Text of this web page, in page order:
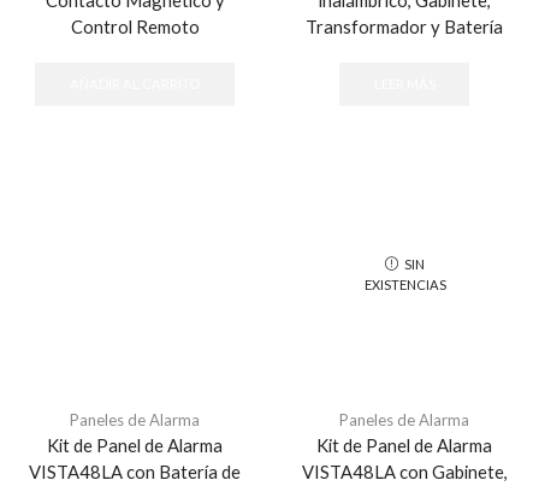
Control Remoto
Transformador y Batería
Paneles de Alarma
Kit de Panel de Alarma
VISTA48LA con Batería de
SIN
EXISTENCIAS
Paneles de Alarma
Kit de Panel de Alarma
VISTA48LA con Gabinete,